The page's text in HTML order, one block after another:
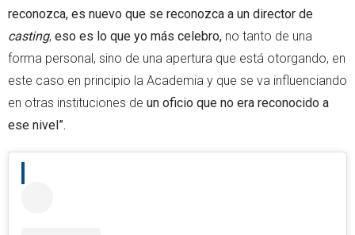
reconozca, es nuevo que se reconozca a un director de
casting, eso es lo que yo más celebro, no tanto de una
forma personal, sino de una apertura que está otorgando, en
este caso en principio la Academia y que se va influenciando
en otras instituciones de un oficio que no era reconocido a
ese nivel”.